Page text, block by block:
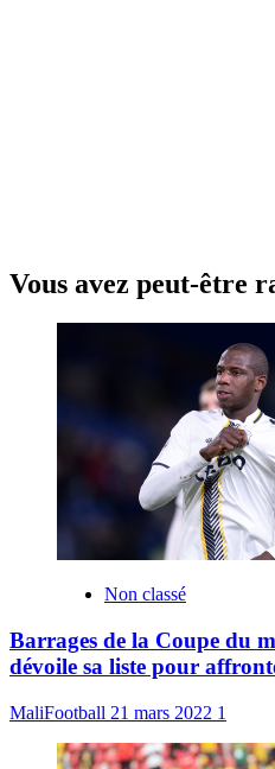
Vous avez peut-être
Non classé
Barrages de la Coupe du
dévoile sa liste pour
MaliFootball 21 mars 2022 1